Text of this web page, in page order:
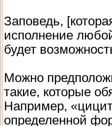
Заповедь,
исполнение
будет
Можно
такие, которые
Например,
определенной